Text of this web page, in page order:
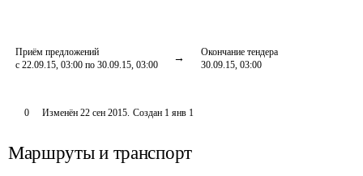
Приём предложений
с 22.09.15, 03:00 по 30.09.15, 03:00
Окончание тендера
30.09.15, 03:00
0 Изменён 22 сен 2015. Создан 1 янв 1
Маршруты и транспорт